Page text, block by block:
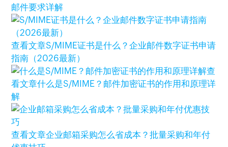
邮件要求详解
查看文章S/MIME证书是什么？企业邮件数字证书申请
指南（2026最新）
查
看文章什么是S/MIME？邮件加密证书的作用和原理详
解
查看文章企业邮箱采购怎么省成本？批量采购和年付